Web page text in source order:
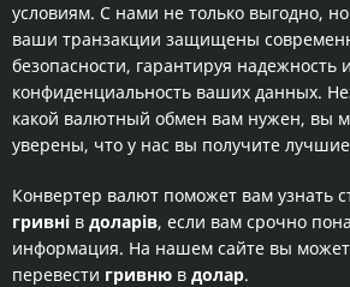
условиям. С нами не только выгодно,
ваши транзакции защищены
безопасности, гарантируя надежность и
конфиденциальность ваших данных.
какой валютный обмен вам нужен, вы
уверены, что у нас вы получите
Конвертер валют поможет вам узнать
гривні в доларів, если вам срочно
информация. На нашем сайте вы
перевести гривню в долар.